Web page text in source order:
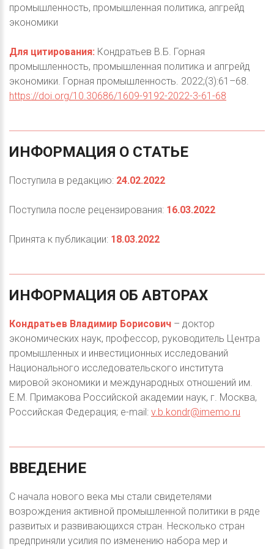
промышленность, промышленная политика, апгрейд
экономики
Для цитирования: Кондратьев В.Б. Горная
промышленность, промышленная политика и апгрейд
экономики. Горная промышленность. 2022;(3):61–68.
https://doi.org/10.30686/1609-9192-2022-3-61-68
ИНФОРМАЦИЯ О СТАТЬЕ
Поступила в редакцию: 24.02.2022
Поступила после рецензирования: 16.03.2022
Принята к публикации: 18.03.2022
ИНФОРМАЦИЯ ОБ АВТОРАХ
Кондратьев Владимир Борисович – доктор
экономических наук, профессор, руководитель Центра
промышленных и инвестиционных исследований
Национального исследовательского института
мировой экономики и международных отношений им.
Е.М. Примакова Российской академии наук, г. Москва,
Российская Федерация; e-mail: v.b.kondr@imemo.ru
ВВЕДЕНИЕ
С начала нового века мы стали свидетелями
возрождения активной промышленной политики в ряде
развитых и развивающихся стран. Несколько стран
предприняли усилия по изменению набора мер и